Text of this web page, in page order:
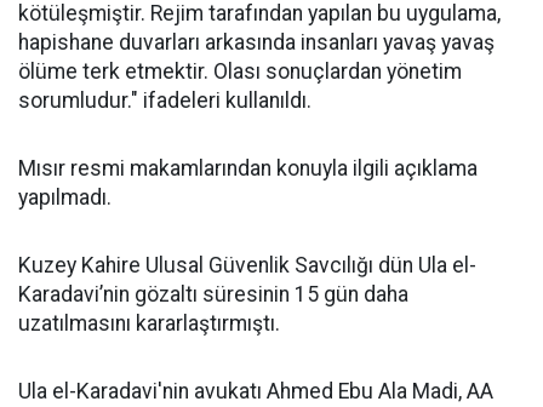
kötüleşmiştir. Rejim tarafından yapılan bu uygulama,
hapishane duvarları arkasında insanları yavaş yavaş
ölüme terk etmektir. Olası sonuçlardan yönetim
sorumludur." ifadeleri kullanıldı.
Mısır resmi makamlarından konuyla ilgili açıklama
yapılmadı.
Kuzey Kahire Ulusal Güvenlik Savcılığı dün Ula el-
Karadavi’nin gözaltı süresinin 15 gün daha
uzatılmasını kararlaştırmıştı.
Ula el-Karadavi'nin avukatı Ahmed Ebu Ala Madi, AA